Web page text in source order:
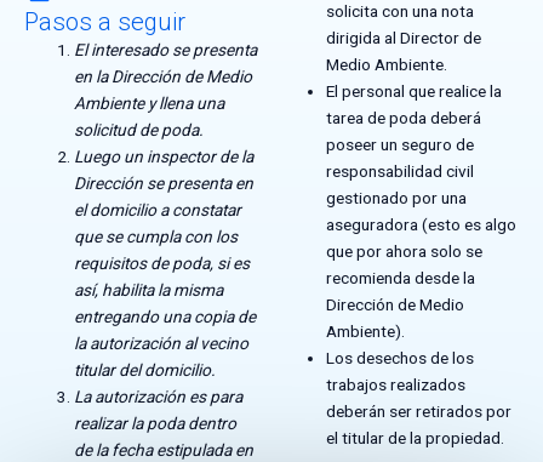
Pasos a seguir
El interesado se presenta
en la Dirección de Medio
Ambiente y llena una
solicitud de poda.
Luego un inspector de la
Dirección se presenta en
el domicilio a constatar
que se cumpla con los
requisitos de poda, si es
así, habilita la misma
entregando una copia de
la autorización al vecino
titular del domicilio.
La autorización es para
realizar la poda dentro
de la fecha estipulada en
solicita con una nota
dirigida al Director de
Medio Ambiente.
El personal que realice la
tarea de poda deberá
poseer un seguro de
responsabilidad civil
gestionado por una
aseguradora (esto es algo
que por ahora solo se
recomienda desde la
Dirección de Medio
Ambiente).
Los desechos de los
trabajos realizados
deberán ser retirados por
el titular de la propiedad.